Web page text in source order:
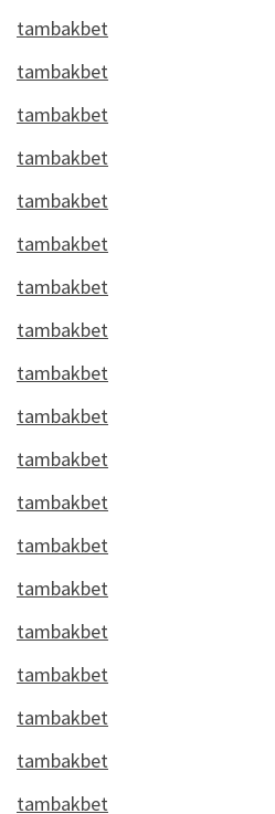
tambakbet
tambakbet
tambakbet
tambakbet
tambakbet
tambakbet
tambakbet
tambakbet
tambakbet
tambakbet
tambakbet
tambakbet
tambakbet
tambakbet
tambakbet
tambakbet
tambakbet
tambakbet
tambakbet